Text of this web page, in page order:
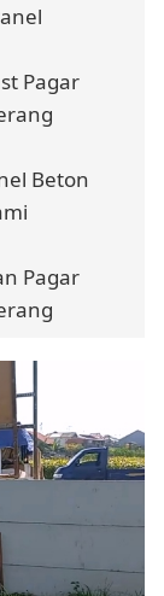
Pagar
Beton
Pagar